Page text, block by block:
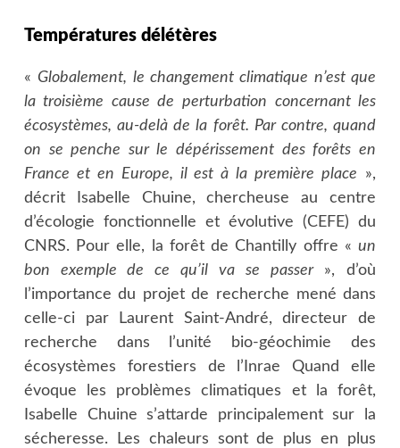
Températures délétères
« Globalement, le changement climatique n’est que
la troisième cause de perturbation concernant les
écosystèmes, au-delà de la forêt. Par contre, quand
on se penche sur le dépérissement des forêts en
France et en Europe, il est à la première place »,
décrit Isabelle Chuine, chercheuse au centre
d’écologie fonctionnelle et évolutive (CEFE) du
CNRS. Pour elle, la forêt de Chantilly offre «un
bon exemple de ce qu’il va se passer», d’où
l’importance du projet de recherche mené dans
celle-ci par Laurent Saint-André, directeur de
recherche dans l’unité bio-géochimie des
écosystèmes forestiers de l’Inrae Quand elle
évoque les problèmes climatiques et la forêt,
Isabelle Chuine s’attarde principalement sur la
sécheresse. Les chaleurs sont de plus en plus